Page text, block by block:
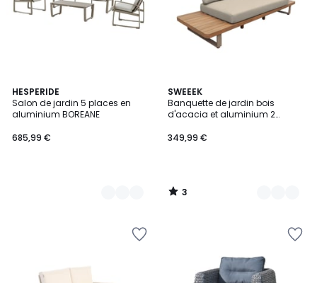
HESPERIDE
Salon de jardin 5 places en
aluminium BOREANE
685,99 €
2
Couleurs
SWEEEK
Banquette de jardin bois
d'acacia et aluminium 2
349,99 €
3
/
5
2
Couleurs
3
/